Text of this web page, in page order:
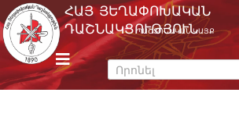
Skip
to
content
m
e
n
u
ՀԱՅ ՅԵՂԱՓՈԽԱԿԱՆ
ԴԱՇՆԱԿՑՈՒԹՅՈՒՆ
ՊԱՇՏՈՆԱԿԱՆ ԿԱՅՔ